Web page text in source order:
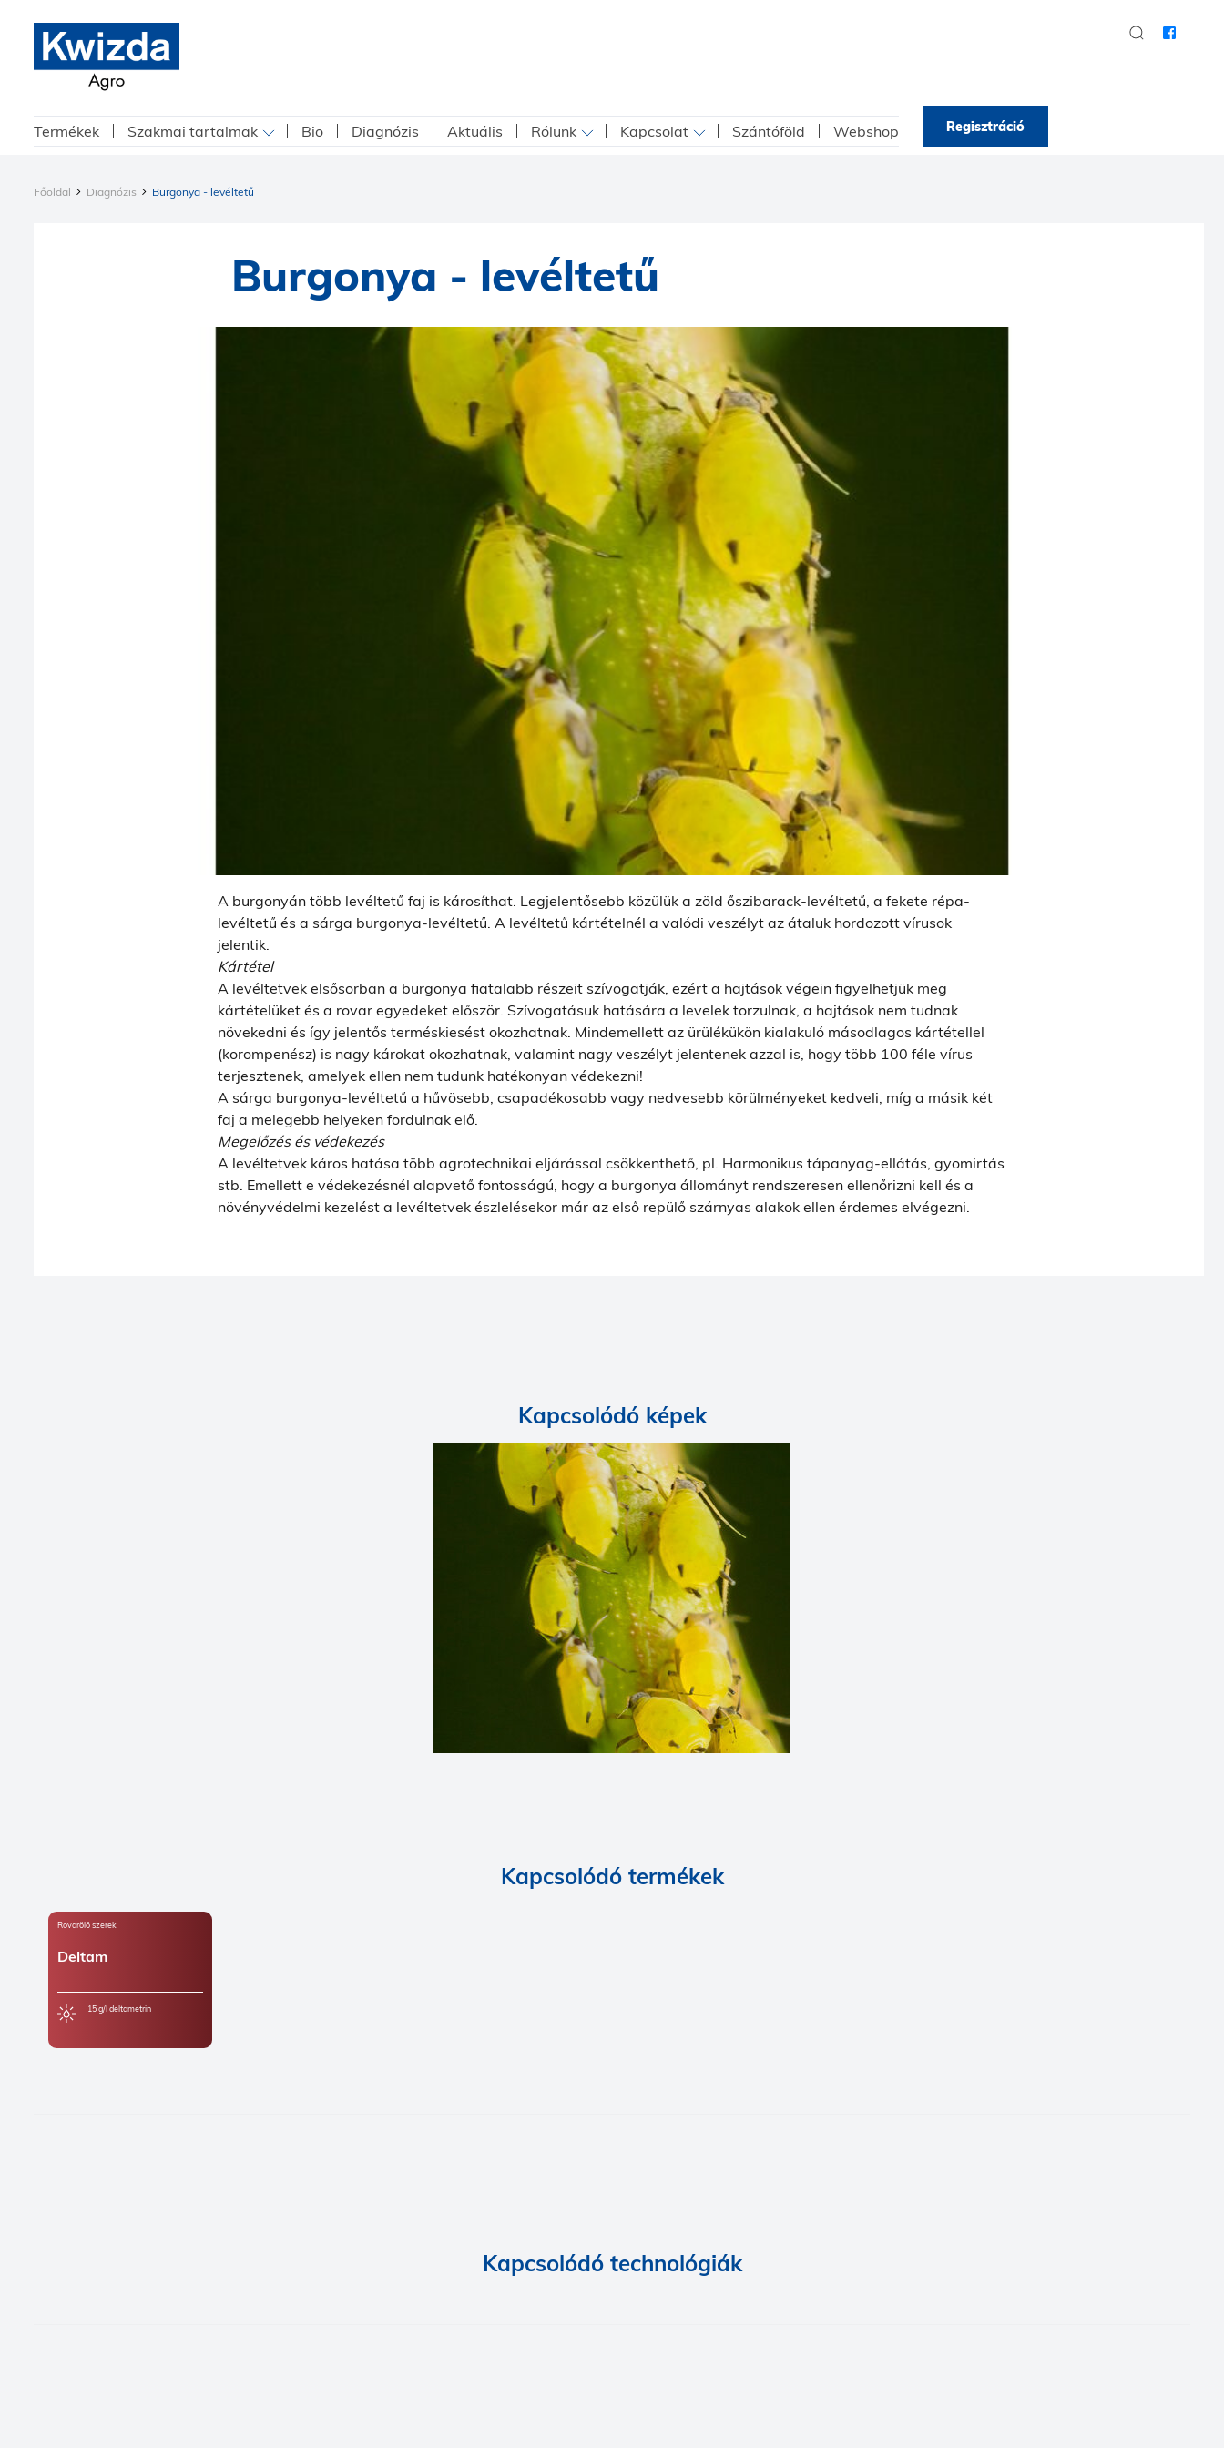
Termékek Szakmai tartalmak Bio Diagnózis Aktuális Rólunk Kapcsolat Szántóföld Webshop Regisztráció
Főoldal Diagnózis Burgonya - levéltetű
Burgonya - levéltetű
A burgonyán több levéltetű faj is károsíthat. Legjelentősebb közülük a zöld őszibarack-levéltetű, a fekete répa-
levéltetű és a sárga burgonya-levéltetű. A levéltetű kártételnél a valódi veszélyt az átaluk hordozott vírusok
jelentik.
Kártétel
A levéltetvek elsősorban a burgonya fiatalabb részeit szívogatják, ezért a hajtások végein figyelhetjük meg
kártételüket és a rovar egyedeket először. Szívogatásuk hatására a levelek torzulnak, a hajtások nem tudnak
növekedni és így jelentős terméskiesést okozhatnak. Mindemellett az ürülékükön kialakuló másodlagos kártétellel
(korompenész) is nagy károkat okozhatnak, valamint nagy veszélyt jelentenek azzal is, hogy több 100 féle vírus
terjesztenek, amelyek ellen nem tudunk hatékonyan védekezni!
A sárga burgonya-levéltetű a hűvösebb, csapadékosabb vagy nedvesebb körülményeket kedveli, míg a másik két
faj a melegebb helyeken fordulnak elő.
Megelőzés és védekezés
A levéltetvek káros hatása több agrotechnikai eljárással csökkenthető, pl. Harmonikus tápanyag-ellátás, gyomirtás
stb. Emellett e védekezésnél alapvető fontosságú, hogy a burgonya állományt rendszeresen ellenőrizni kell és a
növényvédelmi kezelést a levéltetvek észlelésekor már az első repülő szárnyas alakok ellen érdemes elvégezni.
Kapcsolódó képek
Kapcsolódó termékek
Rovarölő szerek
Deltam
15 g/l deltametrin
Kapcsolódó technológiák